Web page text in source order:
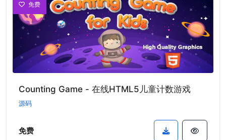
免费
Counting Game - 在线HTML5儿童计数游戏
源码
免费